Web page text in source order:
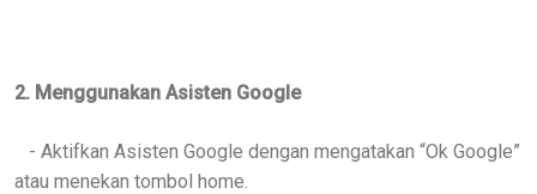
2. Menggunakan Asisten Google
- Aktifkan Asisten Google dengan mengatakan “Ok Google”
atau menekan tombol home.